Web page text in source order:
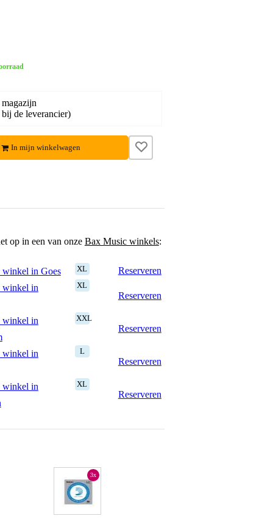
de leverancier)
In mijn winkelwagen
op in een van onze Bax Music winkels:
in Goes XL
Reserveren
winkel in
XL
Reserveren
winkel in
XXL
Reserveren
winkel in L
Reserveren
winkel in
XL
Reserveren
3x